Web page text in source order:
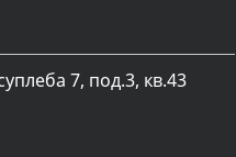
7, под.3, кв.43